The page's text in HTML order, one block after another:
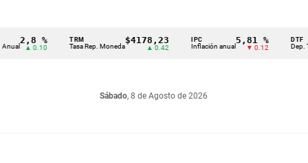
%
0.10
TRM
Tasa Rep. Moneda
$4178,23
▲ 0.42
IPC
Inflación anual
5,81 %
▼ 0.12
DTF
Dep. Término
Sábado, 8 de Agosto de 2026